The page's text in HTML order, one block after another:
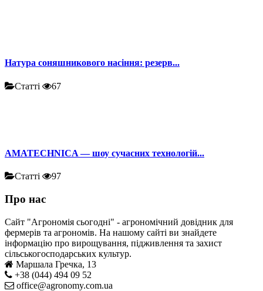
Натура соняшникового насіння: резерв...
Статті 67
AMATECHNICA — шоу сучасних технологій...
Статті 97
Про нас
Сайт "Агрономія сьогодні" - агрономічний довідник для
фермерів та агрономів. На нашому сайті ви знайдете
інформацію про вирощування, підживлення та захист
сільськогосподарських культур.
Маршала Гречка, 13
+38 (044) 494 09 52
office@agronomy.com.ua